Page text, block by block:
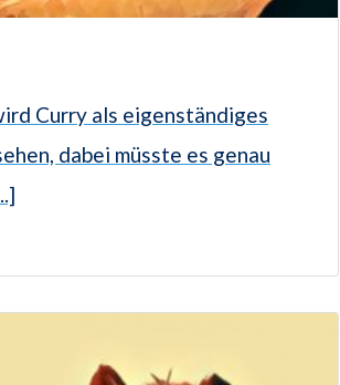
Curry als eigenständiges
dabei müsste es genau